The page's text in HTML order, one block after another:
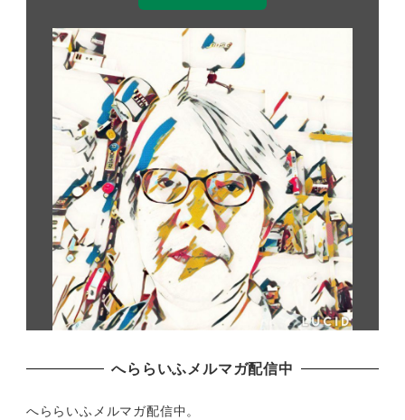
へららいふメルマガ配信中
へららいふメルマガ配信中。